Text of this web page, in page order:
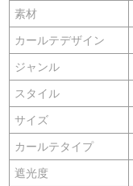
素材
カールテデザイン
ジャンル
スタイル
サイズ
カールテタイプ
遮光度